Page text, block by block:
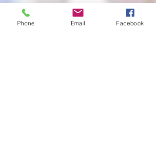
Phone Email Facebook